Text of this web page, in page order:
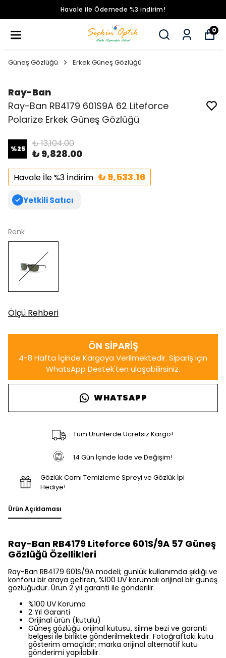
0
Güneş Gözlüğü Erkek Güneş Gözlüğü
Ray-Ban
Ray-Ban RB4179 601S9A 62 Liteforce
Polarize Erkek Güneş Gözlüğü
%25 ₺ 13,104.00
₺ 9,828.00
Havale İle %3 İndirim ₺ 9,533.16
Yetkili Satıcı
Renk
Ölçü Rehberi
WHATSAPP
Tüm Ürünlerde Ücretsiz Kargo!
14 Gün İçinde İade ve Değişim!
Gözlük Camı Temizleme Spreyi ve Gözlük İpi
Hediye!
Ürün Açıklaması
Ray-Ban RB4179 Liteforce 601S/9A 57 Güneş
Gözlüğü Özellikleri
Ray-Ban RB4179 601S/9A modeli; günlük kullanımda şıklığı ve
konforu bir araya getiren, %100 UV korumalı orijinal bir güneş
gözlüğüdür. Ürün 2 yıl garanti ile gönderilir.
%100 UV Koruma
2 Yıl Garanti
Orijinal ürün (kutulu)
Güneş gözlüğü orijinal kutusu, silme bezi ve garanti
belgesi ile birlikte gönderilmektedir. Fotoğraftaki kutu
gösterim amaçlıdır; marka orijinal alternatif kutu
gönderimi yapılabilir.